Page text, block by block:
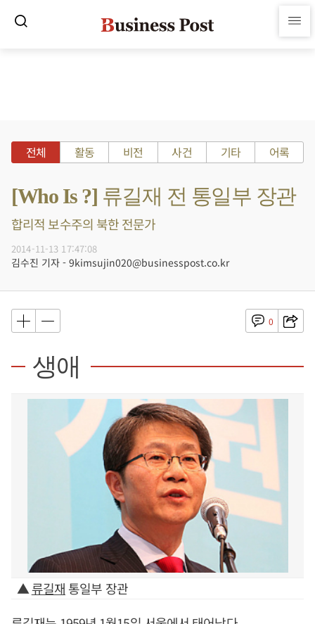
전체 활동 비전 사건 기타 어록
[Who Is ?] 류길재 전 통일부 장관
합리적 보수주의 북한 전문가
2014-11-13 17:47:08
김수진 기자 - 9kimsujin020@businesspost.co.kr
0
생애
▲류길재 통일부 장관